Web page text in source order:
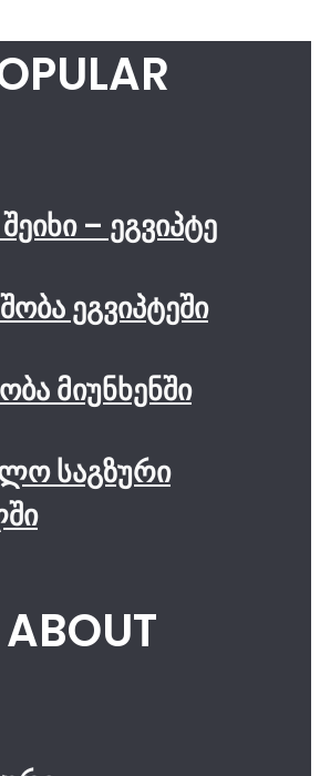
– ეგვიპტე
ეგვიპტეში
მიუნხენში
საგზური